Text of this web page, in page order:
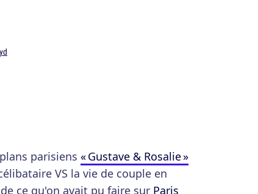
parisiens « Gustave & Rosalie »
VS la vie de couple en
ce qu'on avait pu faire sur Paris